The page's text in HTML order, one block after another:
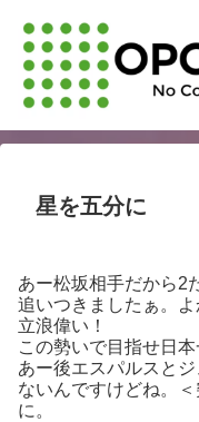
星を五分に
あー松坂相手だから2
追いつきましたぁ。よ
立浪偉い！
この勢いで目指せ日本
あー後エスパルスと
ないんですけどね。
に。